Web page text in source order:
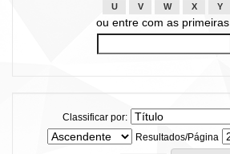
U
V W X Y
ou entre com as
Classificar por:
Resultados/Página